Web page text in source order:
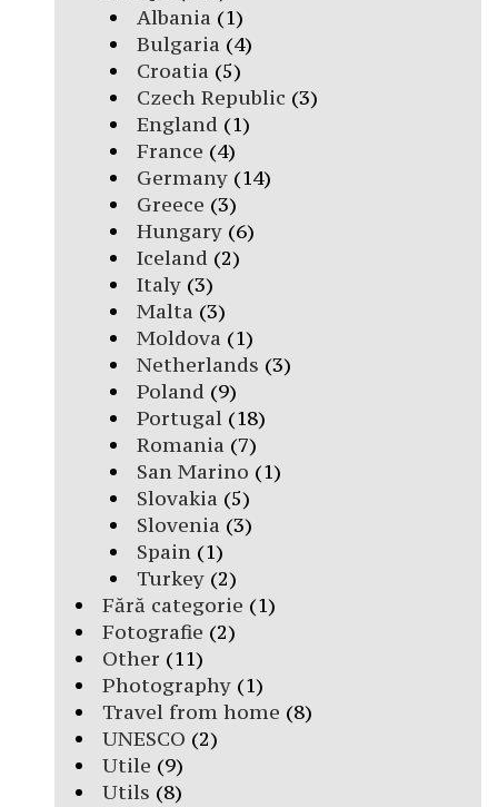
Albania (1)
Bulgaria (4)
Croatia (5)
Czech Republic (3)
England (1)
France (4)
Germany(14)
Greece (3)
Hungary(6)
Iceland (2)
Italy(3)
Malta (3)
Moldova (1)
Netherlands (3)
Poland (9)
Portugal(18)
Romania (7)
San Marino (1)
Slovakia (5)
Slovenia (3)
Spain(1)
Turkey(2)
Fără categorie (1)
Fotografie (2)
Other (11)
Photography (1)
Travel from home (8)
UNESCO (2)
Utile (9)
Utils (8)